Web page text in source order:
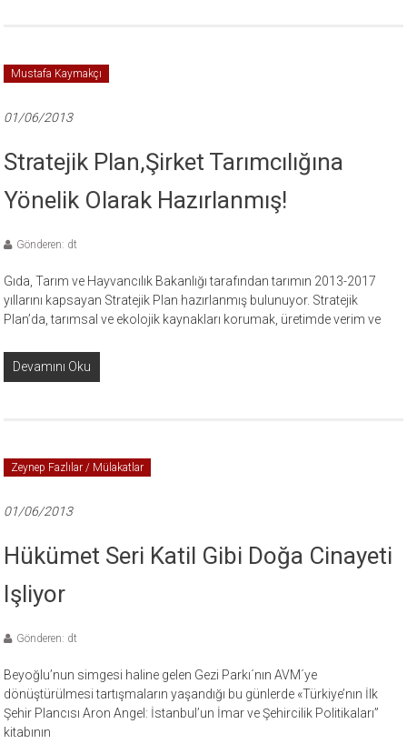
Mustafa Kaymakçı
01/06/2013
Stratejik Plan,Şirket Tarımcılığına
Yönelik Olarak Hazırlanmış!
Gönderen: dt
Gıda, Tarım ve Hayvancılık Bakanlığı tarafından tarımın 2013-2017
yıllarını kapsayan Stratejik Plan hazırlanmış bulunuyor. Stratejik
Plan’da, tarımsal ve ekolojik kaynakları korumak, üretimde verim ve
Devamını Oku
Zeynep Fazlılar / Mülakatlar
01/06/2013
Hükümet Seri Katil Gibi Doğa Cinayeti
Işliyor
Gönderen: dt
Beyoğlu’nun simgesi haline gelen Gezi Parkı´nın AVM´ye
dönüştürülmesi tartışmaların yaşandığı bu günlerde «Türkiye’nın İlk
Şehir Plancısı Aron Angel: İstanbul’un İmar ve Şehircilik Politikaları”
kitabının